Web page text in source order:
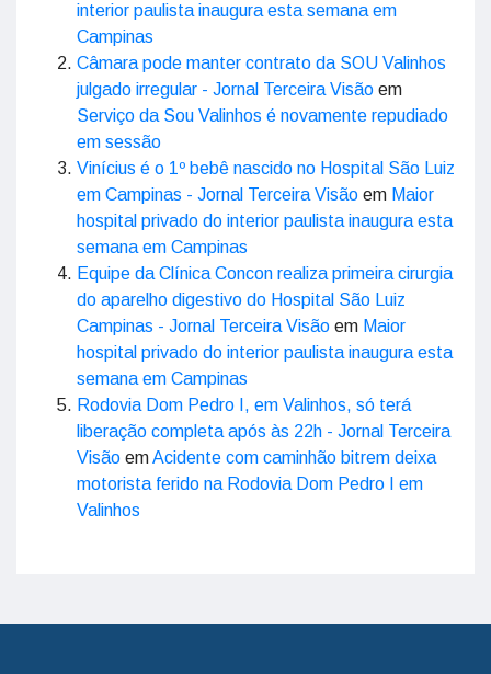
interior paulista inaugura esta semana em
Campinas
Câmara pode manter contrato da SOU Valinhos
julgado irregular - Jornal Terceira Visão em
Serviço da Sou Valinhos é novamente repudiado
em sessão
Vinícius é o 1º bebê nascido no Hospital São Luiz
em Campinas - Jornal Terceira Visão em Maior
hospital privado do interior paulista inaugura esta
semana em Campinas
Equipe da Clínica Concon realiza primeira cirurgia
do aparelho digestivo do Hospital São Luiz
Campinas - Jornal Terceira Visão em Maior
hospital privado do interior paulista inaugura esta
semana em Campinas
Rodovia Dom Pedro I, em Valinhos, só terá
liberação completa após às 22h - Jornal Terceira
Visão emAcidente com caminhão bitrem deixa
motorista ferido na Rodovia Dom Pedro I em
Valinhos